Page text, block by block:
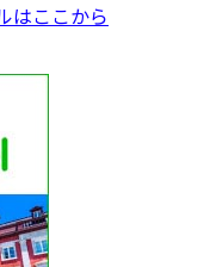
はここから